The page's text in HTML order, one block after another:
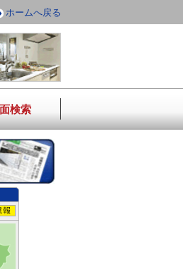
ホームへ戻る
検索